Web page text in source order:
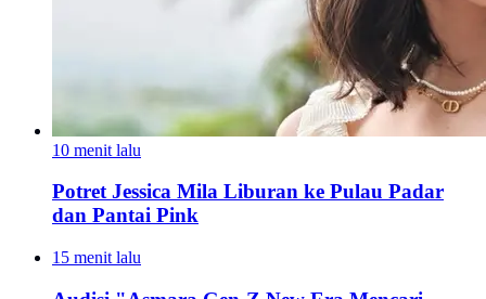
10 menit lalu
Potret Jessica Mila Liburan ke Pulau Padar
dan Pantai Pink
15 menit lalu